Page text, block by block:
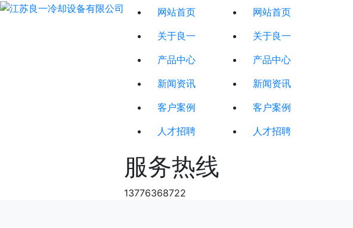
网站首页
关于良一
产品中心
新闻资讯
客户案例
人才招聘
服务热线
13776368722
网站首页
关于良一
产品中心
新闻资讯
客户案例
人才招聘